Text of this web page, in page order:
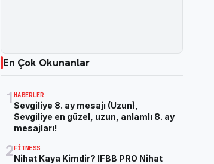
En Çok Okunanlar
1 HABERLER
Sevgiliye 8. ay mesajı (Uzun),
Sevgiliye en güzel, uzun, anlamlı 8. ay
mesajları!
2FITNESS
Nihat Kaya Kimdir? IFBB PRO Nihat